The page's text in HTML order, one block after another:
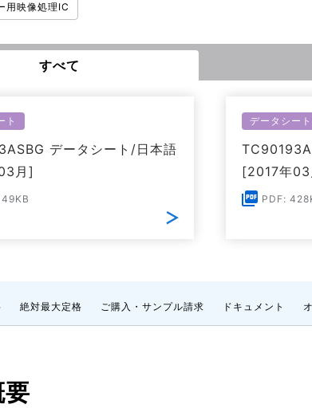
用映像処理IC
すべて
ト
データシート/日本語
月]
データシート
[2017年03
PDF:
絶対最大定格 ご購入・サンプル請求 ドキュメント